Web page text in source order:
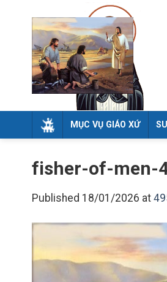
content
MỤC VỤ GIÁO XỨ
fisher-of-men-
Published 18/01/2026 at